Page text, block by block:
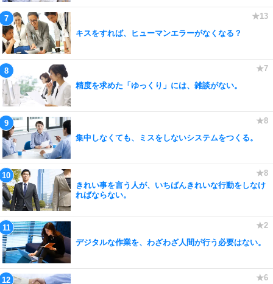
キスをすれば、ヒューマンエラーがなくなる？
精度を求めた「ゆっくり」には、雑談がない。
集中しなくても、ミスをしないシステムをつくる。
きれい事を言う人が、いちばんきれいな行動をしなけ
ればならない。
デジタルな作業を、わざわざ人間が行う必要はない。